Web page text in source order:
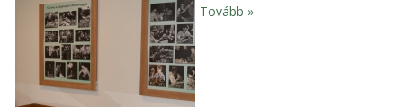
Tovább »